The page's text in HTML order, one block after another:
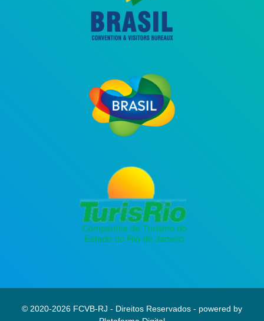
© 2020-2026 FCVB-RJ - Direitos Reservados - powered by